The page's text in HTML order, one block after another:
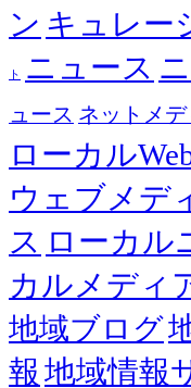
ン キュレー
ト ニュース
ュース ネットメデ
ローカル
ウェブメデ
ス ローカル
カルメディ
地域ブログ
報 地域情報